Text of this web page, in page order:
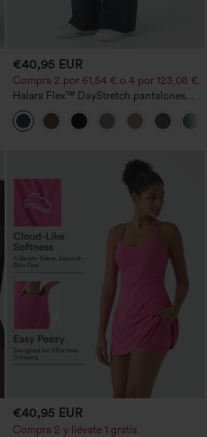
+10
€40,95 EUR
Compra 2 por 61,54 € o 4 por 123,08 €.
Halara Flex™ DayStretch pantalones
acampanados de trabajo de tiro medio
con bolsillo lateral con cremallera
€40,95 EUR
Compra 2 y llévate 1 gratis